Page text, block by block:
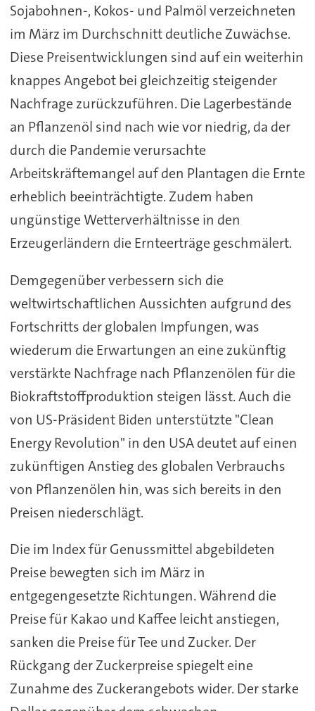
Sojabohnen-, Kokos- und Palmöl verzeichneten
im März im Durchschnitt deutliche Zuwächse.
Diese Preisentwicklungen sind auf ein weiterhin
knappes Angebot bei gleichzeitig steigender
Nachfrage zurückzuführen. Die Lagerbestände
an Pflanzenöl sind nach wie vor niedrig, da der
durch die Pandemie verursachte
Arbeitskräftemangel auf den Plantagen die Ernte
erheblich beeinträchtigte. Zudem haben
ungünstige Wetterverhältnisse in den
Erzeugerländern die Ernteerträge geschmälert.
Demgegenüber verbessern sich die
weltwirtschaftlichen Aussichten aufgrund des
Fortschritts der globalen Impfungen, was
wiederum die Erwartungen an eine zukünftig
verstärkte Nachfrage nach Pflanzenölen für die
Biokraftstoffproduktion steigen lässt. Auch die
von US-Präsident Biden unterstützte "Clean
Energy Revolution" in den USA deutet auf einen
zukünftigen Anstieg des globalen Verbrauchs
von Pflanzenölen hin, was sich bereits in den
Preisen niederschlägt.
Die im Index für Genussmittel abgebildeten
Preise bewegten sich im März in
entgegengesetzte Richtungen. Während die
Preise für Kakao und Kaffee leicht anstiegen,
sanken die Preise für Tee und Zucker. Der
Rückgang der Zuckerpreise spiegelt eine
Zunahme des Zuckerangebots wider. Der starke